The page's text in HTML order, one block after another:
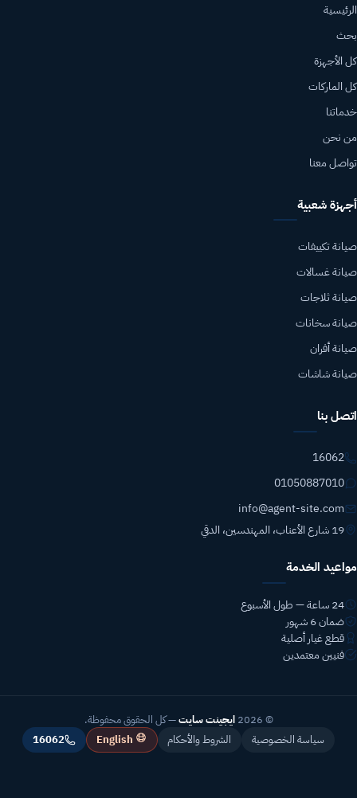
الرئيسية
بحث
كل الأجهزة
كل الماركات
خدماتنا
من نحن
تواصل معنا
أجهزة شعبية
صيانة تكييفات
صيانة غسالات
صيانة ثلاجات
صيانة سخانات
صيانة أفران
صيانة شاشات
اتصل بنا
16062
01050887010
info@agent-site.com
19 شارع الأعناب، المهندسين، الدقي
مواعيد الخدمة
24 ساعة — طول الأسبوع
ضمان 6 شهور
قطع غيار أصلية
فنيين معتمدين
© 2026 ايجينت سايت— كل الحقوق محفوظة.
سياسة الخصوصية
الشروط والأحكام English
16062